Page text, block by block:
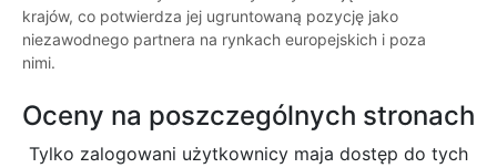
krajów, co potwierdza jej ugruntowaną pozycję jako
niezawodnego partnera na rynkach europejskich i poza
nimi.
Oceny na poszczególnych stronach
Tylko zalogowani użytkownicy maja dostęp do tych